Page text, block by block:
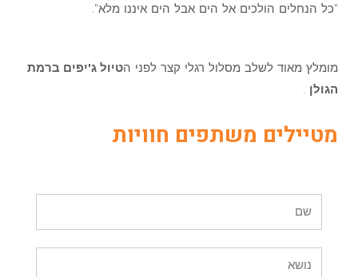
"כל הנחלים הולכים אל הים אבל הים איננו מלא".
מומלץ מאוד לשלב מסלול רגלי קצר לפני הטיול ג'יפים ברמת
הגולן
מטיילים משתפים חוויות